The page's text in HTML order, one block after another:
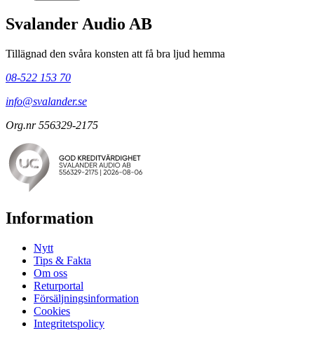
Svalander Audio AB
Tillägnad den svåra konsten att få bra ljud hemma
08-522 153 70
info@svalander.se
Org.nr 556329-2175
Information
Nytt
Tips & Fakta
Om oss
Returportal
Försäljningsinformation
Cookies
Integritetspolicy